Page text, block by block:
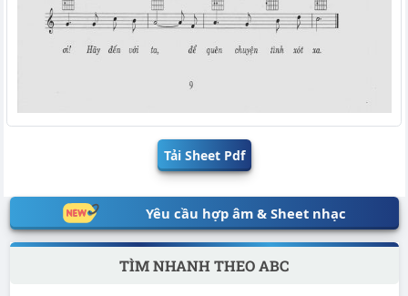
Tải Sheet Pdf
Yêu cầu hợp âm & Sheet nhạc
TÌM NHANH THEO ABC